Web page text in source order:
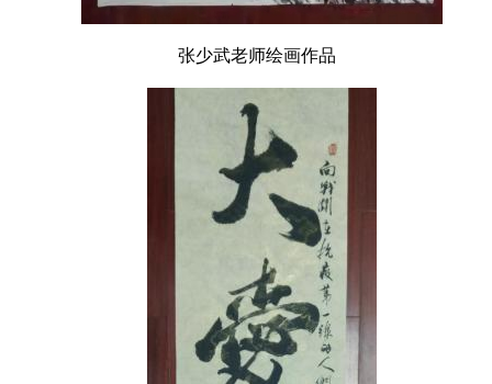
张少武老师绘画作品